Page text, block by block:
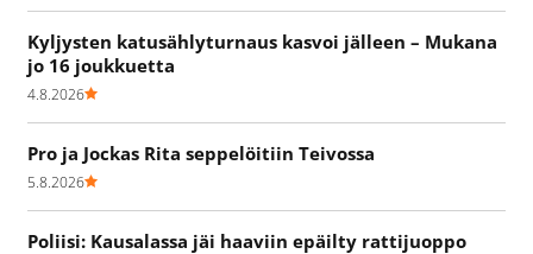
Kyljysten katusählyturnaus kasvoi jälleen – Mukana
jo 16 joukkuetta
4.8.2026
Pro ja Jockas Rita seppelöitiin Teivossa
5.8.2026
Poliisi: Kausalassa jäi haaviin epäilty rattijuoppo